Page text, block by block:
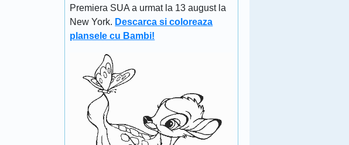
Premiera SUA a urmat la 13 august la
New York. Descarca si coloreaza
plansele cu Bambi!